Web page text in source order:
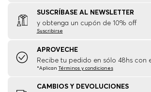
SUSCRÍBASE AL NEWSLETTER
y obtenga un cupón de 10% off
Suscribirse
APROVECHE
Recibe tu pedido en sólo 48hs con
*Aplican Términos y condiciones
CAMBIOS Y DEVOLUCIONES